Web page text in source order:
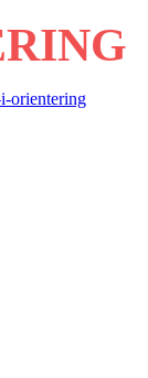
orientering